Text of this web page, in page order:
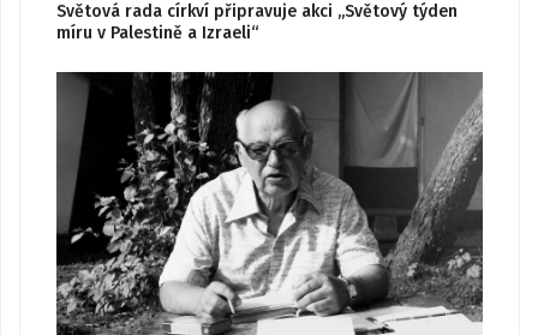
Světová rada církví připravuje akci „Světový týden
míru v Palestině a Izraeli“